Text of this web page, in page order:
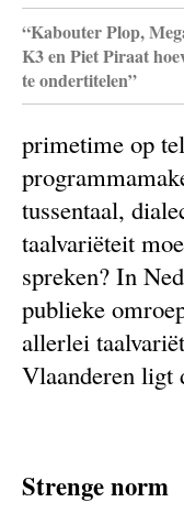
“Kabouter Plop,
K3 en Piet Piraat
te ondertitelen”
primetime op
tussentaal,
taalvariëteit
spreken? In
publieke
allerlei
Vlaanderen ligt
Strenge norm